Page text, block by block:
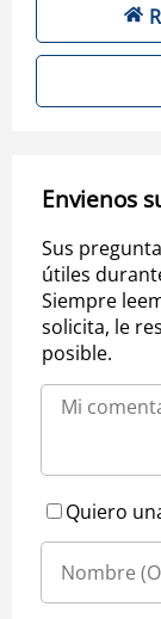
Envienos
Sus
útiles
Siempre
solicita, le
posible.
Quiero